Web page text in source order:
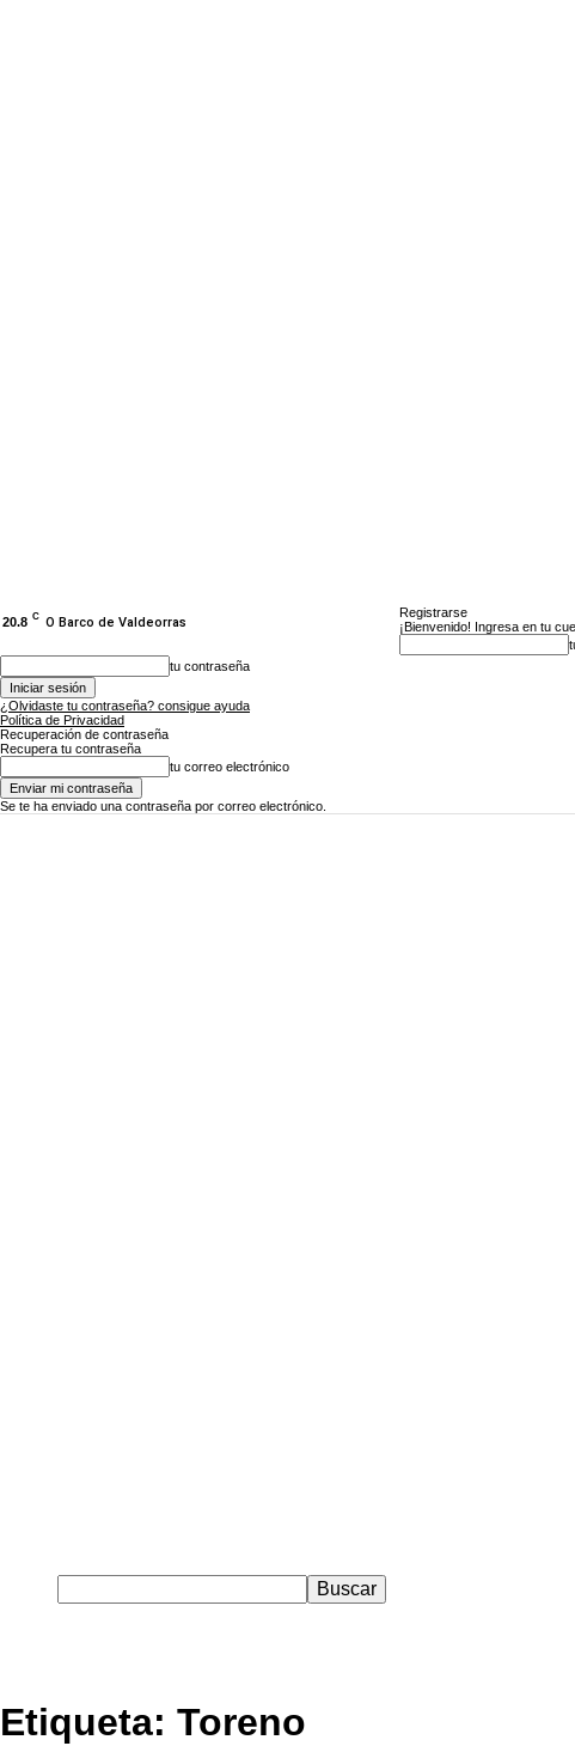
20.8 C O Barco de Valdeorras
Registrarse
¡Bienvenido! Ingresa en tu
tu contraseña
¿Olvidaste tu contraseña? consigue ayuda
Política de Privacidad
Recuperación de contraseña
Recupera tu contraseña
tu correo electrónico
Se te ha enviado una contraseña por correo electrónico.
Etiqueta: Toreno